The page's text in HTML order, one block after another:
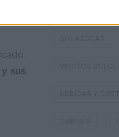
sus
SIN AZÚCAR
VASITOS
BEBIDAS Y
CARNES